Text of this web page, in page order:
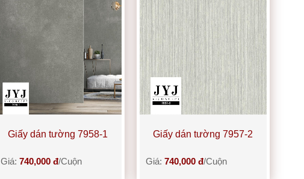
Giấy dán tường 7958-1
Giá: 740,000 đ/Cuộn
Giấy dán tường 7957-2
Giá: 740,000 đ/Cuộn